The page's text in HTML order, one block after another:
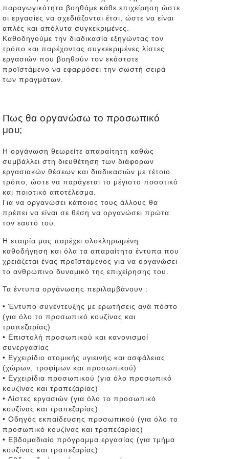
παραγωγικότητα βοηθάμε κάθε επιχείρηση ώστε
οι εργασίες να σχεδιάζονται έτσι, ώστε να είναι
απλές και απόλυτα συγκεκριμένες.
Καθοδηγούμε την διαδικασία εξηγώντας τον
τρόπο και παρέχοντας συγκεκριμένες λίστες
εργασιών που βοηθούν τον εκάστοτε
προϊστάμενο να εφαρμόσει την σωστή σειρά
των πραγμάτων.
Πως θα οργανώσω το προσωπικό
μου;
H οργάνωση θεωρείτε απαραίτητη καθώς
συμβάλλει στη διευθέτηση των διάφορων
εργασιακών θέσεων και διαδικασιών με τέτοιο
τρόπο, ώστε να παράγεται το μέγιστο ποσοτικό
και ποιοτικό αποτέλεσμα.
Για να οργανώσει κάποιος τους άλλους θα
πρέπει να είναι σε θέση να οργανώσει πρώτα
τον εαυτό του.
Η εταιρία μας παρέχει ολοκληρωμένη
καθοδήγηση και όλα τα απαραίτητα έντυπα που
χρειάζεται ένας προϊστάμενος για να οργανώσει
το ανθρώπινο δυναμικό της επιχείρησης του.
Τα έντυπα οργάνωσης περιλαμβάνουν :
• Έντυπο συνέντευξης με ερωτήσεις ανά πόστο
(για όλο το προσωπικό κουζίνας και
τραπεζαρίας)
• Επιστολή προσωπικού και κανονισμοί
συνεργασίας
• Εγχειρίδιο ατομικής υγιεινής και ασφάλειας
(χώρων, τροφίμων και προσωπικού)
• Εγχειρίδια προσωπικού (για όλο προσωπικό
κουζίνας και τραπεζαρίας)
• Λίστες εργασιών (για όλο το προσωπικό
κουζίνας και τραπεζαρίας)
• Οδηγός εκπαίδευσης προσωπικού (για όλο το
προσωπικό κουζίνας και τραπεζαρίας)
• Εβδομαδιαίο πρόγραμμα εργασίας (για τμήμα
κουζίνας και τραπεζαρίας)